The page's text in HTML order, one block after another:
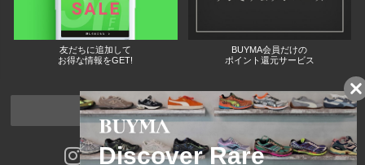
友だちに追加して
お得な情報をGET!
BUYMA会員だけの
ポイント還元サービス
ページトップへ